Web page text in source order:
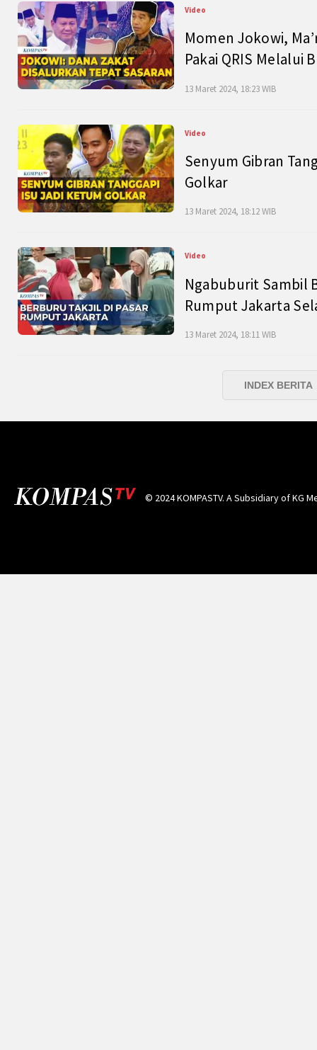
Video
Momen Jokowi,
Pakai QRIS Melalui
13 Maret 2024, 18:23 WIB
Video
Senyum Gibran
Golkar
13 Maret 2024, 18:12 WIB
Video
Ngabuburit Sambil
Rumput Jakarta
13 Maret 2024, 18:11 WIB
INDEX BERITA
© 2024 KOMPASTV. A Subsidiary ofKG